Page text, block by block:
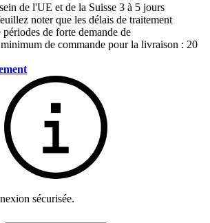
de l'UE et de la Suisse 3 à 5 jours
noter que les délais de traitement
de forte demande de
de commande pour la livraison : 20
sécurisée.